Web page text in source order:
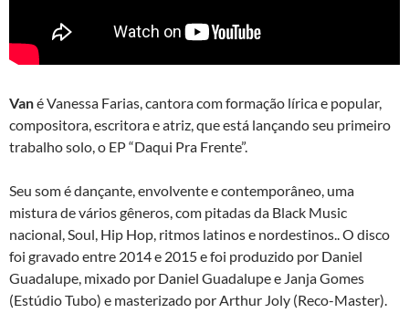
Vané Vanessa Farias, cantora com formação lírica e popular,
compositora, escritora e atriz, que está lançando seu primeiro
trabalho solo, o EP “Daqui Pra Frente”.
Seu som é dançante, envolvente e contemporâneo, uma
mistura de vários gêneros, com pitadas da Black Music
nacional, Soul, Hip Hop, ritmos latinos e nordestinos.. O disco
foi gravado entre 2014 e 2015 e foi produzido por Daniel
Guadalupe, mixado por Daniel Guadalupe e Janja Gomes
(Estúdio Tubo) e masterizado por Arthur Joly (Reco-Master).